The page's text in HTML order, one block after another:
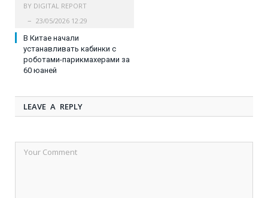
BY DIGITAL REPORT
23/05/2026 12:29
В Китае начали
устанавливать кабинки с
роботами-парикмахерами за
60 юаней
LEAVE A REPLY